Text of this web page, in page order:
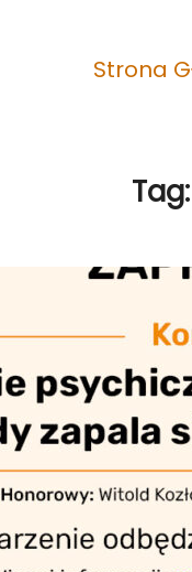
Strona
Tag: